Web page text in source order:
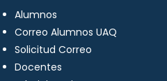
Alumnos
Correo Alumnos UAQ
Solicitud Correo
Docentes